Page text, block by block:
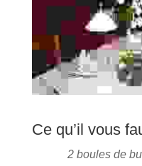
Ce qu’il vous
2 boules de